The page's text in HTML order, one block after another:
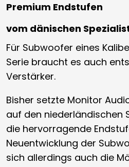
Premium Endstufen
vom dänischen
Für Subwoofer eines
Serie braucht es auch
Verstärker.
Bisher setzte Monitor
auf den niederländischen
die hervorragende
Neuentwicklung der
sich allerdings auch die